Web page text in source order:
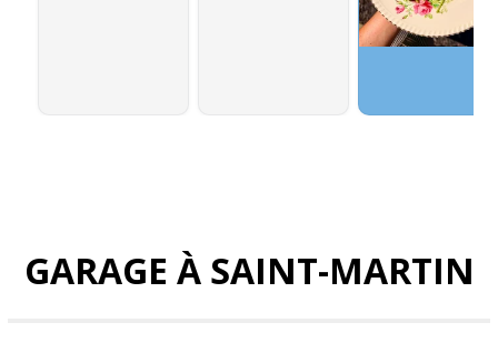
GARAGE À SAINT-MARTIN